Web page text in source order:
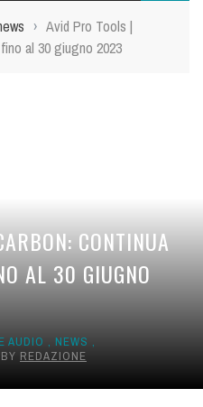
› Avid Pro Tools |
al 30 giugno 2023
CONTINUA
AL 30 GIUGNO
AUDIO , NEWS ,
BY REDAZIONE